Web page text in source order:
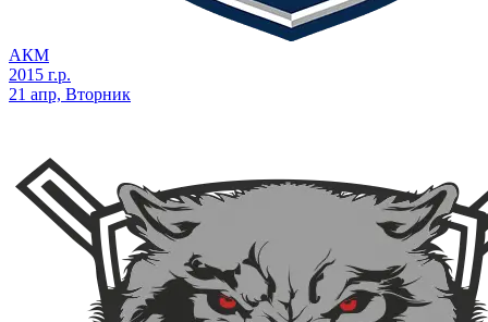
АКМ
2015 г.р.
21 апр, Вторник